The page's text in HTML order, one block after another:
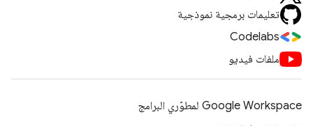
تعليمات برمجية نموذجية
Codelabs
ملفات فيديو
Google Workspace لمطوّري البرامج